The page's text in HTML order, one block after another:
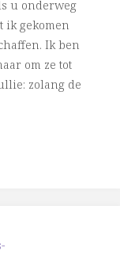
u onderweg
ik gekomen
Ik ben
om ze tot
zolang de